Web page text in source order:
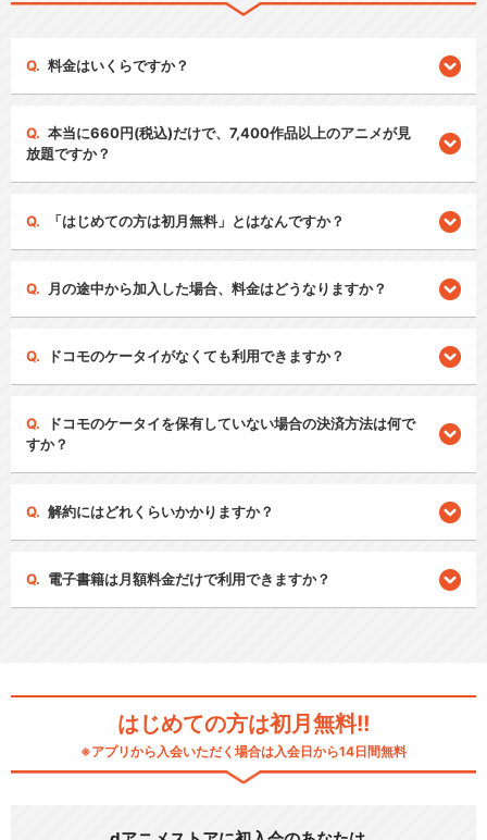
料金はいくらですか？
本当に660円(税込)だけで、7,400作品以上のアニメが見
放題ですか？
「はじめての方は初月無料」とはなんですか？
月の途中から加入した場合、料金はどうなりますか？
ドコモのケータイがなくても利用できますか？
ドコモのケータイを保有していない場合の決済方法は何で
すか？
解約にはどれくらいかかりますか？
電子書籍は月額料金だけで利用できますか？
はじめての方は初月無料!!
※アプリから入会いただく場合は入会日から14日間無料